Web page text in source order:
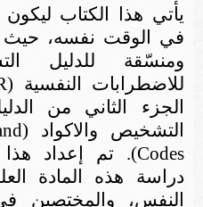
يأتي هذا الكتاب
في الوقت نفسه،
ومنسّقة للدليل
للاضطرابات النفسية
الجزء الثاني من
التشخيص والاكواد (
Codes). تم إعداد هذا
دراسة هذه المادة
النفس، والمختصين